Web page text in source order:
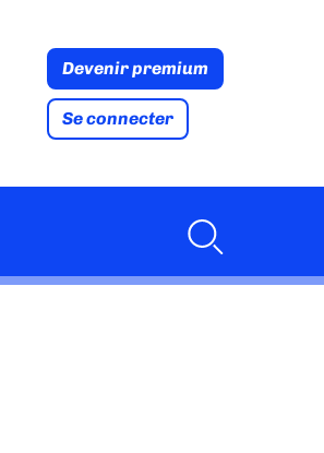
Devenir premium
Se connecter